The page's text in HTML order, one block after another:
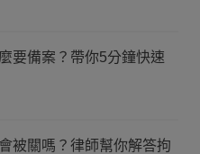
要備案？帶你5分鐘快速
被關嗎？律師幫你解答拘